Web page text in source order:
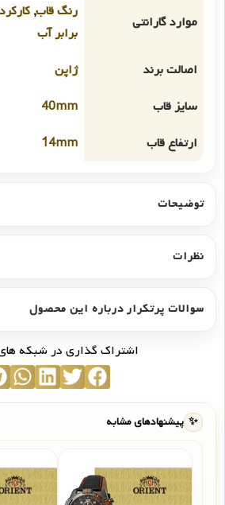
موارد گارانتی
رنگ قاب,
برابر آب
اصالت برند
ژاپن
سایز قاب
40mm
ارتفاع قاب
14mm
توضیحات
نظرات
سوالات پرتکرار درباره این محصول
اشتراک گذاری در شبکه
✨ پیشنهادهای مشابه